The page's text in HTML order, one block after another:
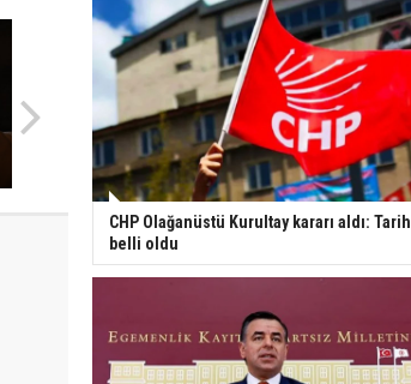
CHP Olağanüstü Kurultay kararı aldı: Tarih
belli oldu